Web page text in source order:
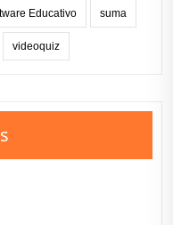
Educativo suma
videoquiz